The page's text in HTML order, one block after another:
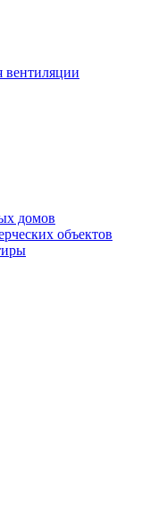
домов
объектов